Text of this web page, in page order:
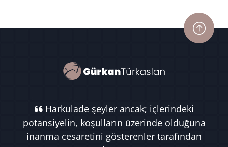
Harkulade şeyler ancak; içlerindeki
potansiyelin, koşulların üzerinde olduğuna
inanma cesaretini gösterenler tarafından